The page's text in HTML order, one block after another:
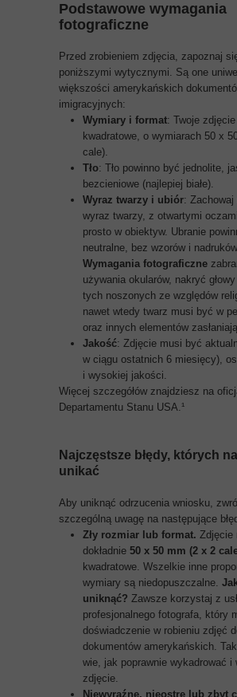
Podstawowe wymagania
fotograficzne
Przed zrobieniem zdjęcia, zapoznaj
poniższymi wytycznymi. Są one
większości amerykańskich
imigracyjnych:
Wymiary i format: Twoje
kwadratowe, o wymiarach 50 x
cale).
Tło: Tło powinno być jednolite,
bezcieniowe (najlepiej białe).
Wyraz twarzy i ubiór: Zachowaj
wyraz twarzy, z otwartymi
prosto w obiektyw. Ubranie
neutralne, bez wzorów i
Wymagania fotograficzne
używania okularów, nakryć
tych noszonych ze względów
nawet wtedy twarz musi być w
oraz innych elementów
Jakość: Zdjęcie musi być
w ciągu ostatnich 6 miesięcy),
i wysokiej jakości.
Więcej szczegółów znajdziesz na
Departamentu Stanu USA.¹
Najczęstsze błędy, których
unikać
Aby uniknąć odrzucenia wniosku,
szczególną uwagę na następujące
Zły rozmiar lub format. Zdjęcie
dokładnie 50 x 50 mm (2 x 2
kwadratowe. Wszelkie inne
wymiary są niedopuszczalne.
uniknąć? Zawsze korzystaj z
profesjonalnego fotografa, który
doświadczenie w robieniu zdjęć
dokumentów amerykańskich.
wie, jak poprawnie wykadrować i
zdjęcie.
Niewyraźne, nieostre lub zbyt